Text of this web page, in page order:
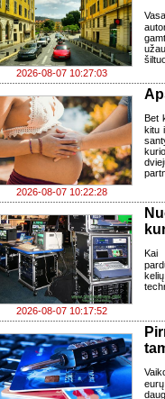
2026-08-07 10:27:03
2026-08-07 10:22:28
Bet
kitu
2026-08-07 10:17:52
Kai